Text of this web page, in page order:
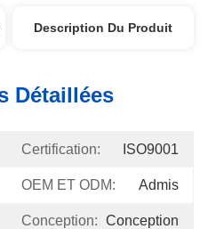
Description Du Produit
Détaillées
Certification: ISO9001
OEM ET ODM: Admis
Conception: Conception